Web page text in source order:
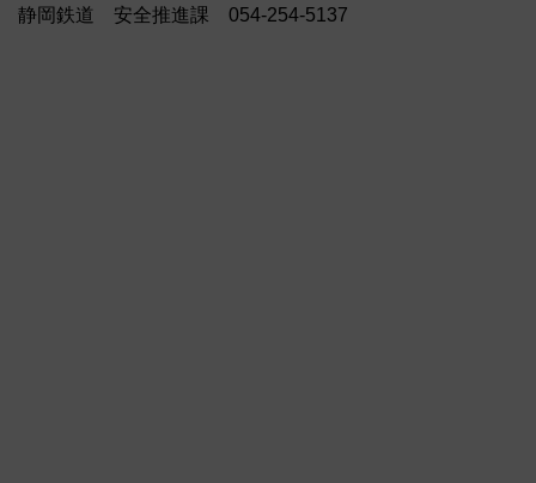
静岡鉄道 安全推進課 054-254-5137